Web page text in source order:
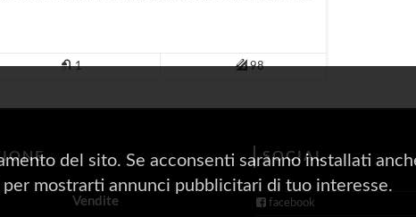
1 98
Vendite
SOCIAL
facebook
del sito. Se acconsenti saranno installati
mostrarti annunci pubblicitari di tuo interesse.